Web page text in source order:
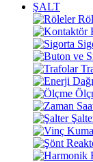
ŞALT